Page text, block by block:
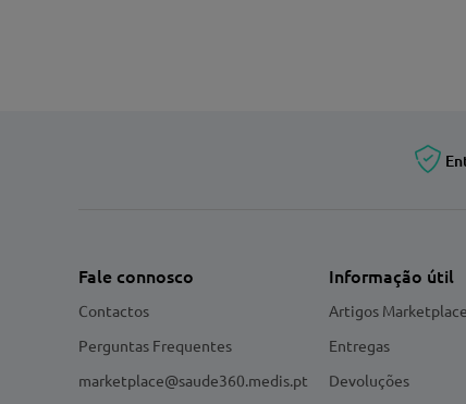
Fale connosco
Contactos
Perguntas Frequentes
marketplace@saude360.medis.pt
Informação útil
Artigos
Entregas
Devoluções